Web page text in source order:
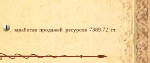
, заработав продажей ресурсов 7389.72 ст.